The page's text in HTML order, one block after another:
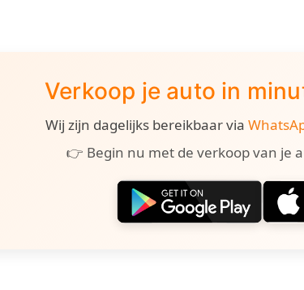
Verkoop je auto in
Wij zijn dagelijks bereikbaar via
👉 Begin nu met de verkoop van je